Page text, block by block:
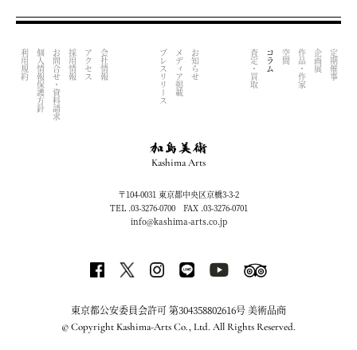
定期催事
企画展
作品・作家
空間
コラム
査定・買取
お知らせ
メディア掲載
プレスリリース
会社情報
アクセス
採用情報
お問合せ・資料請求
個人情報保護方針
利用規約
Kashima Arts
〒104-0031 東京都中央区京橋3-3-2
TEL .03-3276-0700 FAX .03-3276-0701
info@kashima-arts.co.jp
東京都公安委員会許可 第304358802616号 美術品商
© Copyright Kashima-Arts Co., Ltd. All Rights Reserved.